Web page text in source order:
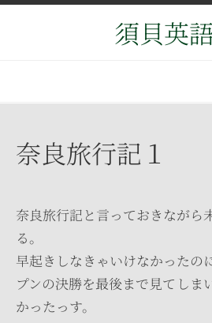
Skip
須貝英
奈良旅行記１
奈良旅行記と言っておきながら
る。
早起きしなきゃいけなかったの
プンの決勝を最後まで見てしま
かったっす。